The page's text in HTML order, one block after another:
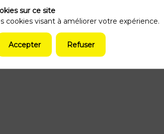
sur ce site
cookies visant à améliorer votre expérience.
Accepter Refuser